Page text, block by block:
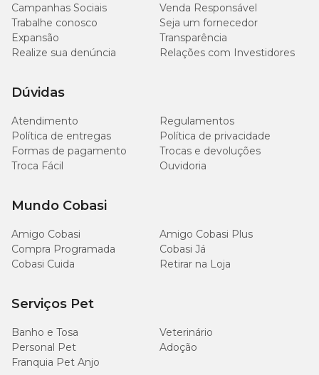
Campanhas Sociais
Venda Responsável
Trabalhe conosco
Seja um fornecedor
Expansão
Transparência
Realize sua denúncia
Relações com Investidores
Dúvidas
Atendimento
Regulamentos
Política de entregas
Política de privacidade
Formas de pagamento
Trocas e devoluções
Troca Fácil
Ouvidoria
Mundo Cobasi
Amigo Cobasi
Amigo Cobasi Plus
Compra Programada
Cobasi Já
Cobasi Cuida
Retirar na Loja
Serviços Pet
Banho e Tosa
Veterinário
Personal Pet
Adoção
Franquia Pet Anjo